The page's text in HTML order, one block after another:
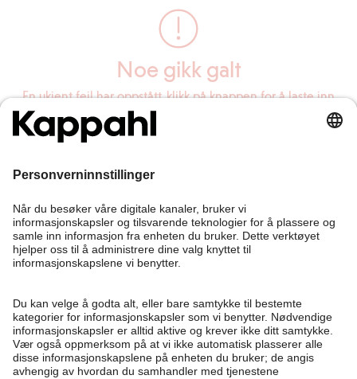
Noe gikk galt
En ukjent feil har oppstått, klikk på knappen for å laste inn
siden på nytt.